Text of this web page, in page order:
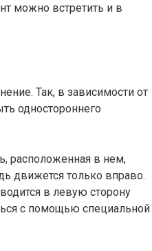
можно встретить и в
Так, в зависимости от
одностороннего
расположенная в нем,
движется только вправо.
в левую сторону
с помощью специальной